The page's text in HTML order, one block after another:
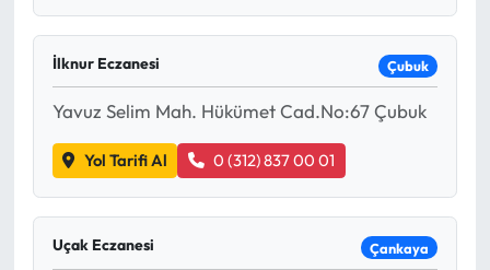
İlknur Eczanesi Çubuk
Yavuz Selim Mah. Hükümet Cad.No:67 Çubuk
Yol Tarifi Al 0 (312) 837 00 01
Uçak Eczanesi Çankaya